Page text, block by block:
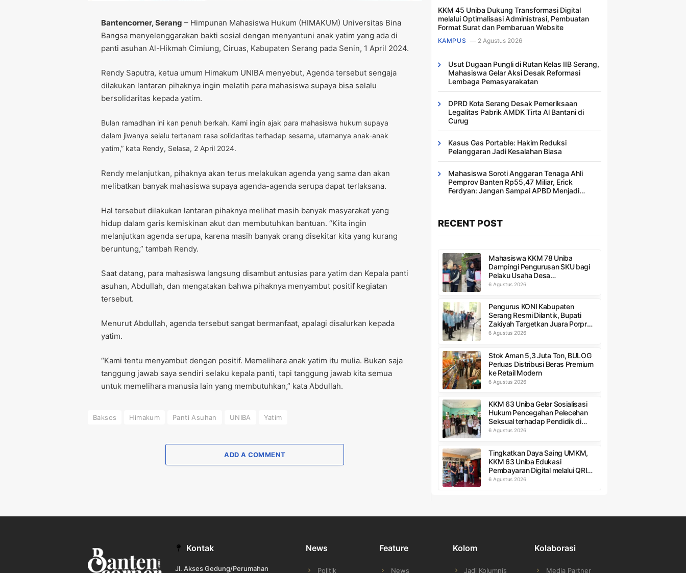
Bantencorner, Serang – Himpunan Mahasiswa Hukum (HIMAKUM) Universitas Bina
Bangsa menyelenggarakan bakti sosial dengan menyantuni anak yatim yang ada di
panti asuhan Al-Hikmah Cimiung, Ciruas, Kabupaten Serang pada Senin, 1 April 2024.
Rendy Saputra, ketua umum Himakum UNIBA menyebut, Agenda tersebut sengaja
dilakukan lantaran pihaknya ingin melatih para mahasiswa supaya bisa selalu
bersolidaritas kepada yatim.
Bulan ramadhan ini kan penuh berkah. Kami ingin ajak para mahasiswa hukum supaya
dalam jiwanya selalu tertanam rasa solidaritas terhadap sesama, utamanya anak-anak
yatim,” kata Rendy, Selasa, 2 April 2024.
Rendy melanjutkan, pihaknya akan terus melakukan agenda yang sama dan akan
melibatkan banyak mahasiswa supaya agenda-agenda serupa dapat terlaksana.
Hal tersebut dilakukan lantaran pihaknya melihat masih banyak masyarakat yang
hidup dalam garis kemiskinan akut dan membutuhkan bantuan. “Kita ingin
melanjutkan agenda serupa, karena masih banyak orang disekitar kita yang kurang
beruntung,” tambah Rendy.
Saat datang, para mahasiswa langsung disambut antusias para yatim dan Kepala panti
asuhan, Abdullah, dan mengatakan bahwa pihaknya menyambut positif kegiatan
tersebut.
Menurut Abdullah, agenda tersebut sangat bermanfaat, apalagi disalurkan kepada
yatim.
“Kami tentu menyambut dengan positif. Memelihara anak yatim itu mulia. Bukan saja
tanggung jawab saya sendiri selaku kepala panti, tapi tanggung jawab kita semua
untuk memelihara manusia lain yang membutuhkan,” kata Abdullah.
Baksos Himakum Panti Asuhan UNIBA Yatim
ADD A COMMENT
KKM 45 Uniba Dukung Transformasi Digital
melalui Optimalisasi Administrasi, Pembuatan
Format Surat dan Pembaruan Website
KAMPUS 2 Agustus 2026
Usut Dugaan Pungli di Rutan Kelas IIB Serang,
Mahasiswa Gelar Aksi Desak Reformasi
Lembaga Pemasyarakatan
DPRD Kota Serang Desak Pemeriksaan
Legalitas Pabrik AMDK Tirta Al Bantani di
Curug
Kasus Gas Portable: Hakim Reduksi
Pelanggaran Jadi Kesalahan Biasa ​
Mahasiswa Soroti Anggaran Tenaga Ahli
Pemprov Banten Rp55,47 Miliar, Erick
Ferdyan: Jangan Sampai APBD Menjadi
RECENT POST
Mahasiswa KKM 78 Uniba
Dampingi Pengurusan SKU bagi
Pelaku Usaha Desa
Sumurbandung
6 Agustus 2026
Pengurus KONI Kabupaten
Serang Resmi Dilantik, Bupati
Zakiyah Targetkan Juara Porprov
Banten 2026
6 Agustus 2026
Stok Aman 5,3 Juta Ton, BULOG
Perluas Distribusi Beras Premium
ke Retail Modern
6 Agustus 2026
KKM 63 Uniba Gelar Sosialisasi
Hukum Pencegahan Pelecehan
Seksual terhadap Pendidik di
MTs Al-Ittihad
6 Agustus 2026
Tingkatkan Daya Saing UMKM,
KKM 63 Uniba Edukasi
Pembayaran Digital melalui QRIS
di Kampung Peres
6 Agustus 2026
Kontak
Jl. Akses Gedung/Perumahan
News
Politik
Feature
News
Kolom
Jadi Kolumnis
Kolaborasi
Media Partner